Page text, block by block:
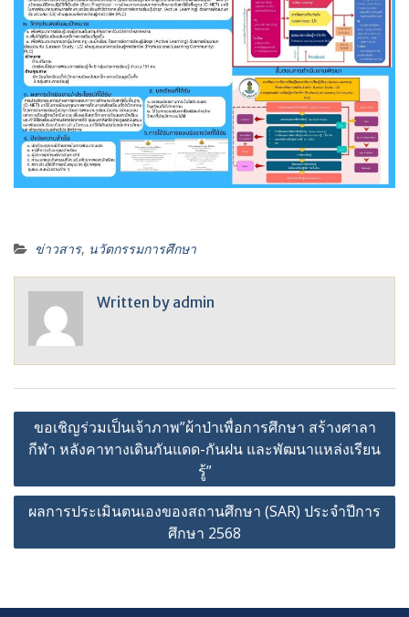
ข่าวสาร, นวัตกรรมการศึกษา
Written by admin
ขอเชิญร่วมเป็นเจ้าภาพ”ผ้าป่าเพื่อการศึกษา สร้างศาลา
กีฬา หลังคาทางเดินกันแดด-กันฝน และพัฒนาแหล่งเรียน
รู้”
ผลการประเมินตนเองของสถานศึกษา (SAR) ประจำปีการ
ศึกษา 2568